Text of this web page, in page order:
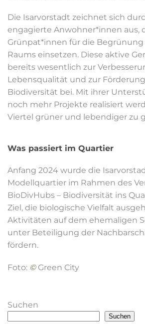
Die Isarvorstadt zeichnet sich
engagierte Anwohner*innen aus,
Grünpat*innen für die
Raums einsetzen. Diese aktive
bereits wesentlich zur
Lebensqualität und zur
Biodiversität bei. Mit ihrer
noch mehr Projekte realisiert
Viertel grüner und lebendiger zu
Was passiert im Quartier
Anfang 2024 wurde die
Modellquartier im Rahmen des
BioDivHubs – Biodiversität ins
Ziel, die biologische Vielfalt
Aktivitäten auf dem ehemaligen
unter Beteiligung der
fördern.
Foto: ©Green City
Suchen
Suchen